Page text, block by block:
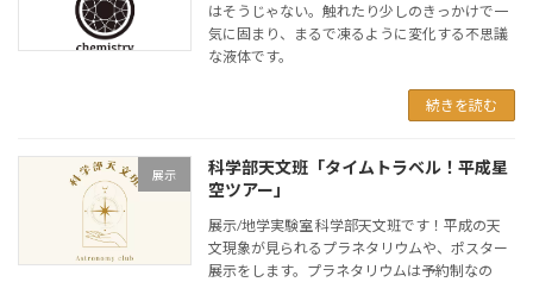
はそうじゃない。触れたり少しのきっかけで一
気に固まり、まるで凍るように変化する不思議
な液体です。
続きを読む
展示
科学部天文班「タイムトラベル！平成星
空ツアー」
展示/地学実験室 科学部天文班です！平成の天
文現象が見られるプラネタリウムや、ポスター
展示をします。プラネタリウムは予約制なの